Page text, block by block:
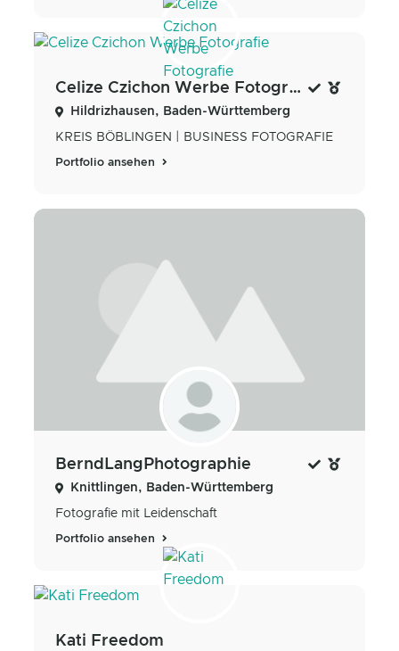
Celize Czichon Werbe Fotografie
Hildrizhausen, Baden-Württemberg
KREIS BÖBLINGEN | BUSINESS FOTOGRAFIE
Portfolio ansehen
BerndLangPhotographie
Knittlingen, Baden-Württemberg
Fotografie mit Leidenschaft
Portfolio ansehen
Kati Freedom